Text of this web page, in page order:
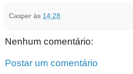
Casper às 14:28
Nenhum comentário:
Postar um comentário